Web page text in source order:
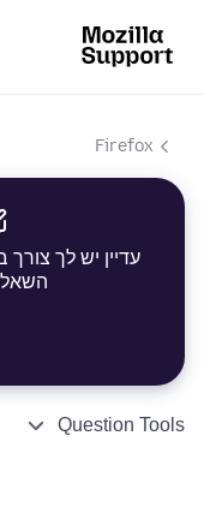
Firefox
עדיין יש לך
Question Tools